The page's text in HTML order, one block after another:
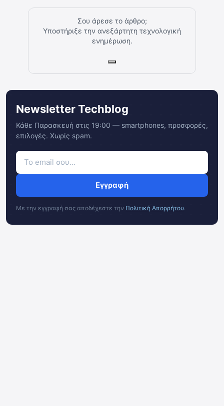
Σου άρεσε το άρθρο;
Υποστήριξε την ανεξάρτητη τεχνολογική
ενημέρωση.
Newsletter Techblog
Κάθε Παρασκευή στις 19:00 — smartphones, προσφορές,
επιλογές. Χωρίς spam.
Εγγραφή
Με την εγγραφή σας αποδέχεστε την Πολιτική Απορρήτου.